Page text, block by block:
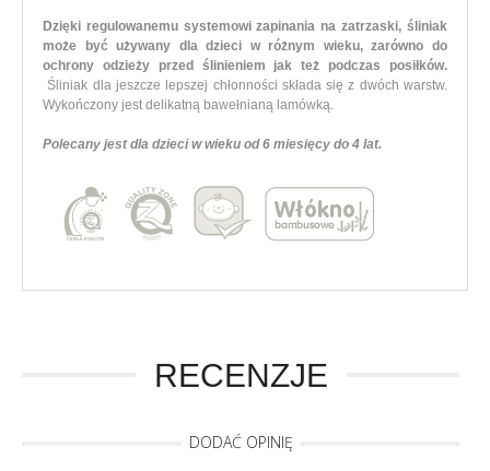
Dzięki regulowanemu systemowi zapinania na zatrzaski, śliniak
może być używany dla dzieci w różnym wieku, zarówno do
ochrony odzieży przed ślinieniem jak też podczas posiłków.
Śliniak dla jeszcze lepszej chłonności składa się z dwóch warstw.
Wykończony jest delikatną bawełnianą lamówką.
Polecany jest dla dzieci w wieku od 6 miesięcy do 4 lat.
RECENZJE
DODAĆ OPINIĘ